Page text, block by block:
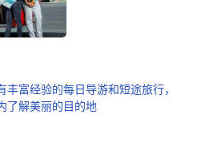
富经验的每日导游和短途旅行，
了解美丽的目的地